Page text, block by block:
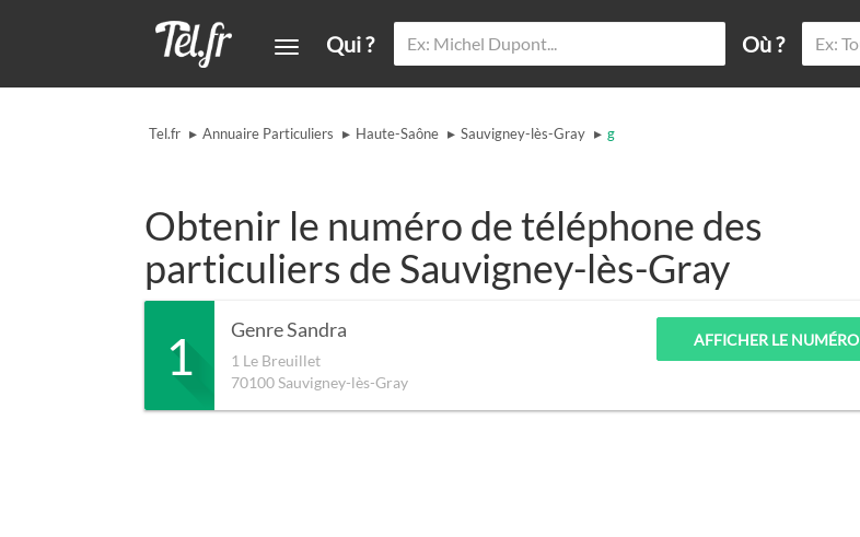
Qui ? Où ?
Tel.fr ▸ Annuaire Particuliers ▸ Haute-Saône ▸ Sauvigney-lès-Gray ▸ g
Obtenir le numéro de téléphone des
particuliers de Sauvigney-lès-Gray
1 Genre Sandra
1 Le Breuillet
70100Sauvigney-lès-Gray
AFFICHER LE NUMÉRO